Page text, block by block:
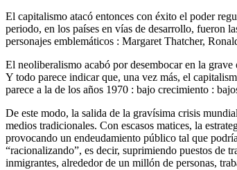
El capitalismo atacó entonces con éxito el poder
periodo, en los países en vías de desarrollo, fueron
personajes emblemáticos : Margaret Thatcher,
El neoliberalismo acabó por desembocar en la
Y todo parece indicar que, una vez más, el
parece a la de los años 1970 : bajo crecimiento :
De este modo, la salida de la gravísima crisis
medios tradicionales. Con escasos matices, la
provocando un endeudamiento público tal que
“racionalizando”, es decir, suprimiendo puestos de
inmigrantes, alrededor de un millón de personas,